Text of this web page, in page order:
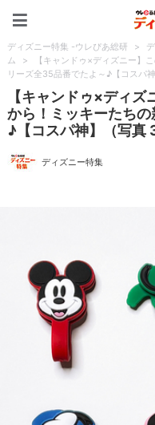
ディズニー特集 -ウレぴあ総研 >
ム
>
【キャンドゥ×ディズニー】
リーズ全35品番でたよ～♪【コスパ神
【キャンドゥ×ディ
から！ミッキーたち
♪【コスパ神】（写真
ディズニー特集